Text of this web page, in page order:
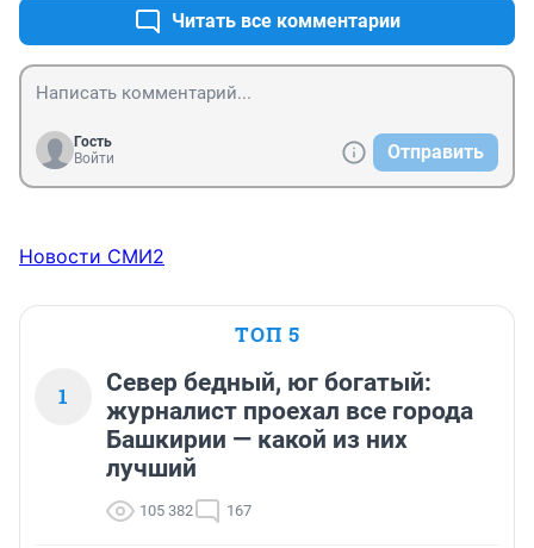
Читать все комментарии
Гость
Войти
Отправить
Новости СМИ2
ТОП 5
1
Север бедный, юг богатый:
журналист проехал все города
Башкирии — какой из них
лучший
105 382 167